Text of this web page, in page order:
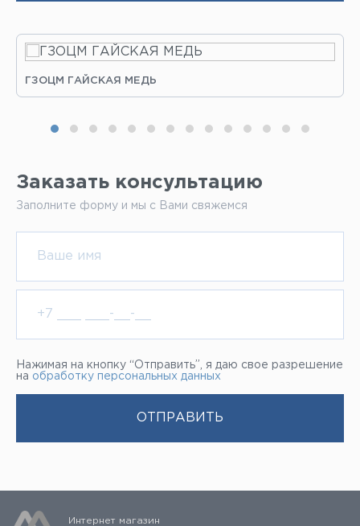
ГЗОЦМ ГАЙСКАЯ МЕДЬ
Заказать консультацию
Заполните форму и мы с Вами свяжемся
Нажимая на кнопку “Отправить”, я даю свое разрешение
на обработку персональных данных
Интернет магазин